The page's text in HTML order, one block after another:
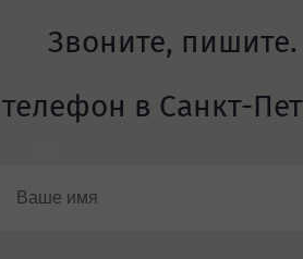
Звоните,
телефон в Санкт-